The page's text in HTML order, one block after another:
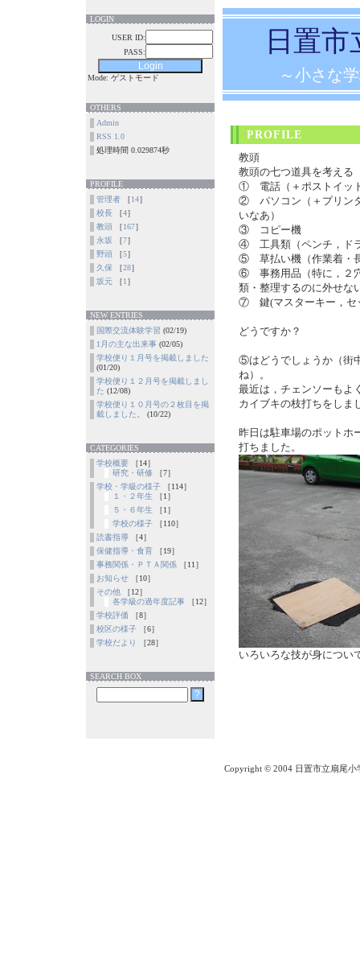
LOGIN
USER ID:
PASS:
Mode: ゲストモード
OTHERS
Admin
RSS 1.0
処理時間 0.029874秒
PROFILE
管理者 ［14］
校長 ［4］
教頭 ［167］
永坂 ［7］
野頭 ［5］
久保 ［28］
坂元 ［1 ］
NEW ENTRIES
国際交流体験学習 (02/19)
1月の主な出来事 (02/05)
学校便り１月号を掲載しました
(01/20)
学校便り１２月号を掲載しまし
た (12/08)
学校便り１０月号の２枚目を掲
載しました。
(10/22)
CATEGORIES
学校概要 ［14］
研究・研修 ［7］
学校・学級の様子 ［114］
１・２年生 ［1］
５・６年生 ［1］
学校の様子 ［110］
読書指導 ［4］
保健指導・食育 ［19］
事務関係・ＰＴＡ関係 ［11］
お知らせ ［10］
その他 ［12］
各学級の過年度記事 ［12］
学校評価 ［8］
校区の様子 ［6］
学校だより
［28］
SEARCH BOX
日置
～小さな
PROFILE
教頭
教頭の七つ道具を考える
① 電話（＋ポストイッ
② パソコン（＋プリン
いなあ）
③ コピー機
④ 工具類（ペンチ，ド
⑤ 草払い機（作業着・
⑥ 事務用品（特に，２
類・整理するのに外せな
⑦ 鍵(マスターキー，セ
どうですか？
⑤はどうでしょうか（街
ね）。
最近は，チェンソーもよ
カイブキの枝打ちをしま
昨日は駐車場のポットホ
打ちました。
いろいろな技が身につい
Copyright © 2004 日置市立扇尾